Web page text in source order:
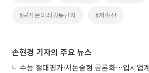
#붙잡은미래냉동난자 #저출산
손현경 기자의 주요 뉴스